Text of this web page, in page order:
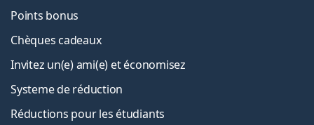
Points bonus
Chèques cadeaux
Invitez un(e) ami(e) et économisez
Systeme de réduction
Réductions pour les étudiants